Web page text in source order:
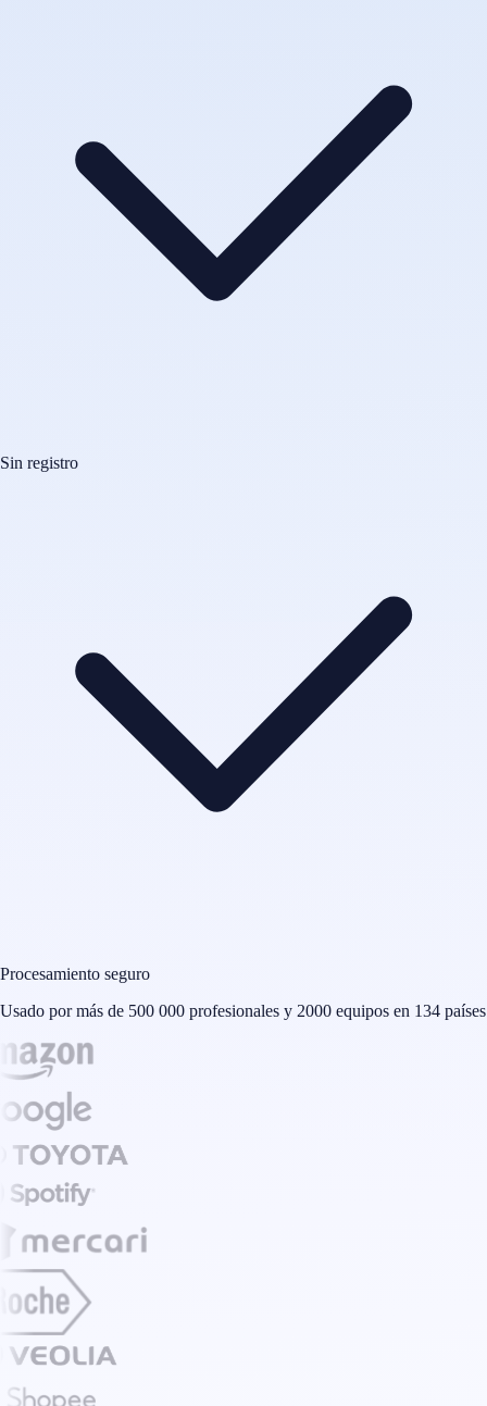
Sin registro
Procesamiento seguro
Usado por más de 500 000 profesionales y 2000 equipos en 134 países